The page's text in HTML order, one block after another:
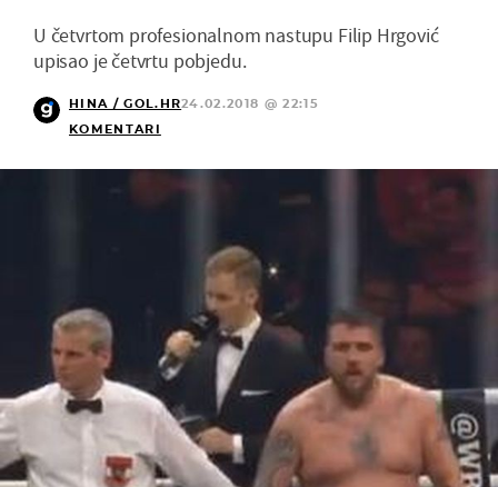
U četvrtom profesionalnom nastupu Filip Hrgović
upisao je četvrtu pobjedu.
HINA / GOL.HR24.02.2018 @ 22:15
KOMENTARI